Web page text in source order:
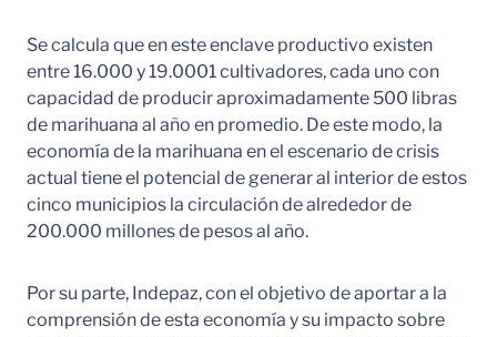
Se calcula que en este enclave productivo existen
entre 16.000 y 19.0001 cultivadores, cada uno con
capacidad de producir aproximadamente 500 libras
de marihuana al año en promedio. De este modo, la
economía de la marihuana en el escenario de crisis
actual tiene el potencial de generar al interior de estos
cinco municipios la circulación de alrededor de
200.000 millones de pesos al año.
Por su parte, Indepaz, con el objetivo de aportar a la
comprensión de esta economía y su impacto sobre